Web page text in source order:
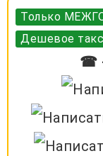
Только
Дешевое
☎